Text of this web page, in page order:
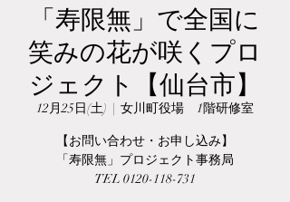
「寿限無」で全国に
笑みの花が咲くプロ
ジェクト【仙台市】
12月25日(土)
  |
女川町役場 1階研修室
【お問い合わせ・お申し込み】
「寿限無」プロジェクト事務局
TEL 0120-118-731